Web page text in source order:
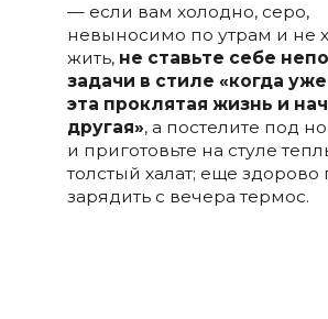
— если вам холодно, серо,
невыносимо по утрам и не
жить, не ставьте себе
задачи в стиле «когда
эта проклятая жизнь и
другая», а постелите под
и приготовьте на стуле
толстый халат; еще здорово
зарядить с вечера термос.